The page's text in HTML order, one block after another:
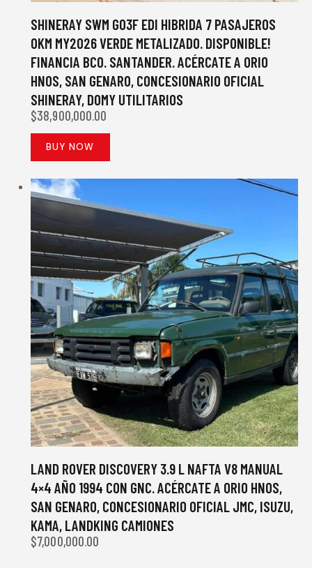
SHINERAY SWM G03F EDI HIBRIDA 7 PASAJEROS
0KM MY2026 VERDE METALIZADO. DISPONIBLE!
FINANCIA BCO. SANTANDER. ACÉRCATE A ORIO
HNOS, SAN GENARO, CONCESIONARIO OFICIAL
SHINERAY, DOMY UTILITARIOS
$38,900,000.00
BUY NOW
LAND ROVER DISCOVERY 3.9 L NAFTA V8 MANUAL
4×4 AÑO 1994 CON GNC. ACÉRCATE A ORIO HNOS,
SAN GENARO, CONCESIONARIO OFICIAL JMC, ISUZU,
KAMA, LANDKING CAMIONES
$7,000,000.00